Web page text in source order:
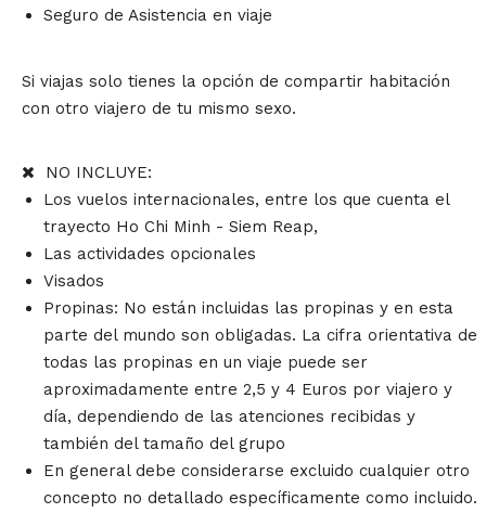
Seguro de Asistencia en viaje
Si viajas solo tienes la opción de compartir habitación
con otro viajero de tu mismo sexo.
NO INCLUYE:
Los vuelos internacionales, entre los que cuenta el
trayecto Ho Chi Minh - Siem Reap,
Las actividades opcionales
Visados
Propinas: No están incluidas las propinas y en esta
parte del mundo son obligadas. La cifra orientativa de
todas las propinas en un viaje puede ser
aproximadamente entre 2,5 y 4 Euros por viajero y
día, dependiendo de las atenciones recibidas y
también del tamaño del grupo
En general debe considerarse excluido cualquier otro
concepto no detallado específicamente como incluido.